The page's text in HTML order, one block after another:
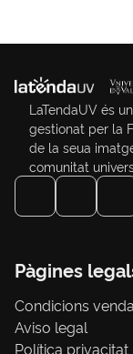
LaTendaUV és
gestionat per la
de la seua
comunitat
Pàgines
Condicions venda
Aviso legal
Política privacitat